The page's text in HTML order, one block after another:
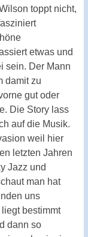
toppt nicht,
etwas und
sein. Der Mann
damit zu
gut oder
Die Story lass
auf die Musik.
weil hier
letzten Jahren
Jazz und
man hat
uns
bestimmt
dann so